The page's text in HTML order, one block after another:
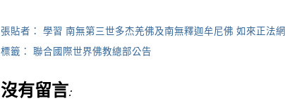
張貼者： 學習 南無第三世多杰羌佛及南無釋迦牟尼佛 如來正法網
標籤： 聯合國際世界佛教總部公告
沒有留言: